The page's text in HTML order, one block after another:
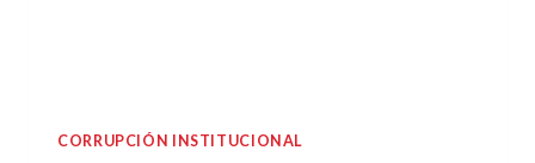
CORRUPCIÓN INSTITUCIONAL